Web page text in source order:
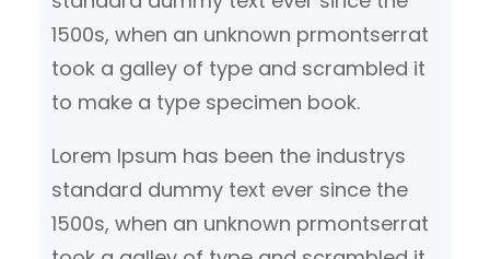
die…
1500s, when an unknown prmontserrat
took a galley of type and scrambled it
to make a type specimen book.
Lorem Ipsum has been the industrys
standard dummy text ever since the
1500s, when an unknown prmontserrat